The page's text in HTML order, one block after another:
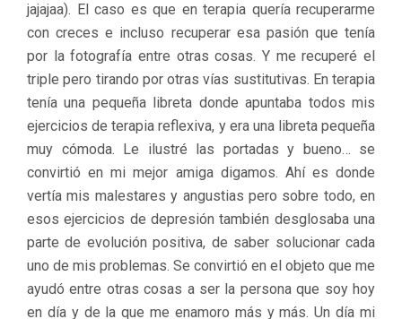
jajajaa). El caso es que en terapia quería recuperarme
con creces e incluso recuperar esa pasión que tenía
por la fotografía entre otras cosas. Y me recuperé el
triple pero tirando por otras vías sustitutivas. En terapia
tenía una pequeña libreta donde apuntaba todos mis
ejercicios de terapia reflexiva, y era una libreta pequeña
muy cómoda. Le ilustré las portadas y bueno… se
convirtió en mi mejor amiga digamos. Ahí es donde
vertía mis malestares y angustias pero sobre todo, en
esos ejercicios de depresión también desglosaba una
parte de evolución positiva, de saber solucionar cada
uno de mis problemas. Se convirtió en el objeto que me
ayudó entre otras cosas a ser la persona que soy hoy
en día y de la que me enamoro más y más. Un día mi